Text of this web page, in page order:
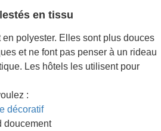
en tissu
polyester. Elles sont plus douces
et ne font pas penser à un rideau
Les hôtels les utilisent pour
:
décoratif
doucement